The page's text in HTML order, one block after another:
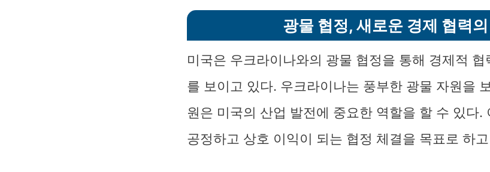
광물 협정, 새로운 경제 협력
미국은 우크라이나와의 광물 협정을 통해 경제적 협
를 보이고 있다. 우크라이나는 풍부한 광물 자원을
원은 미국의 산업 발전에 중요한 역할을 할 수 있다.
공정하고 상호 이익이 되는 협정 체결을 목표로 하